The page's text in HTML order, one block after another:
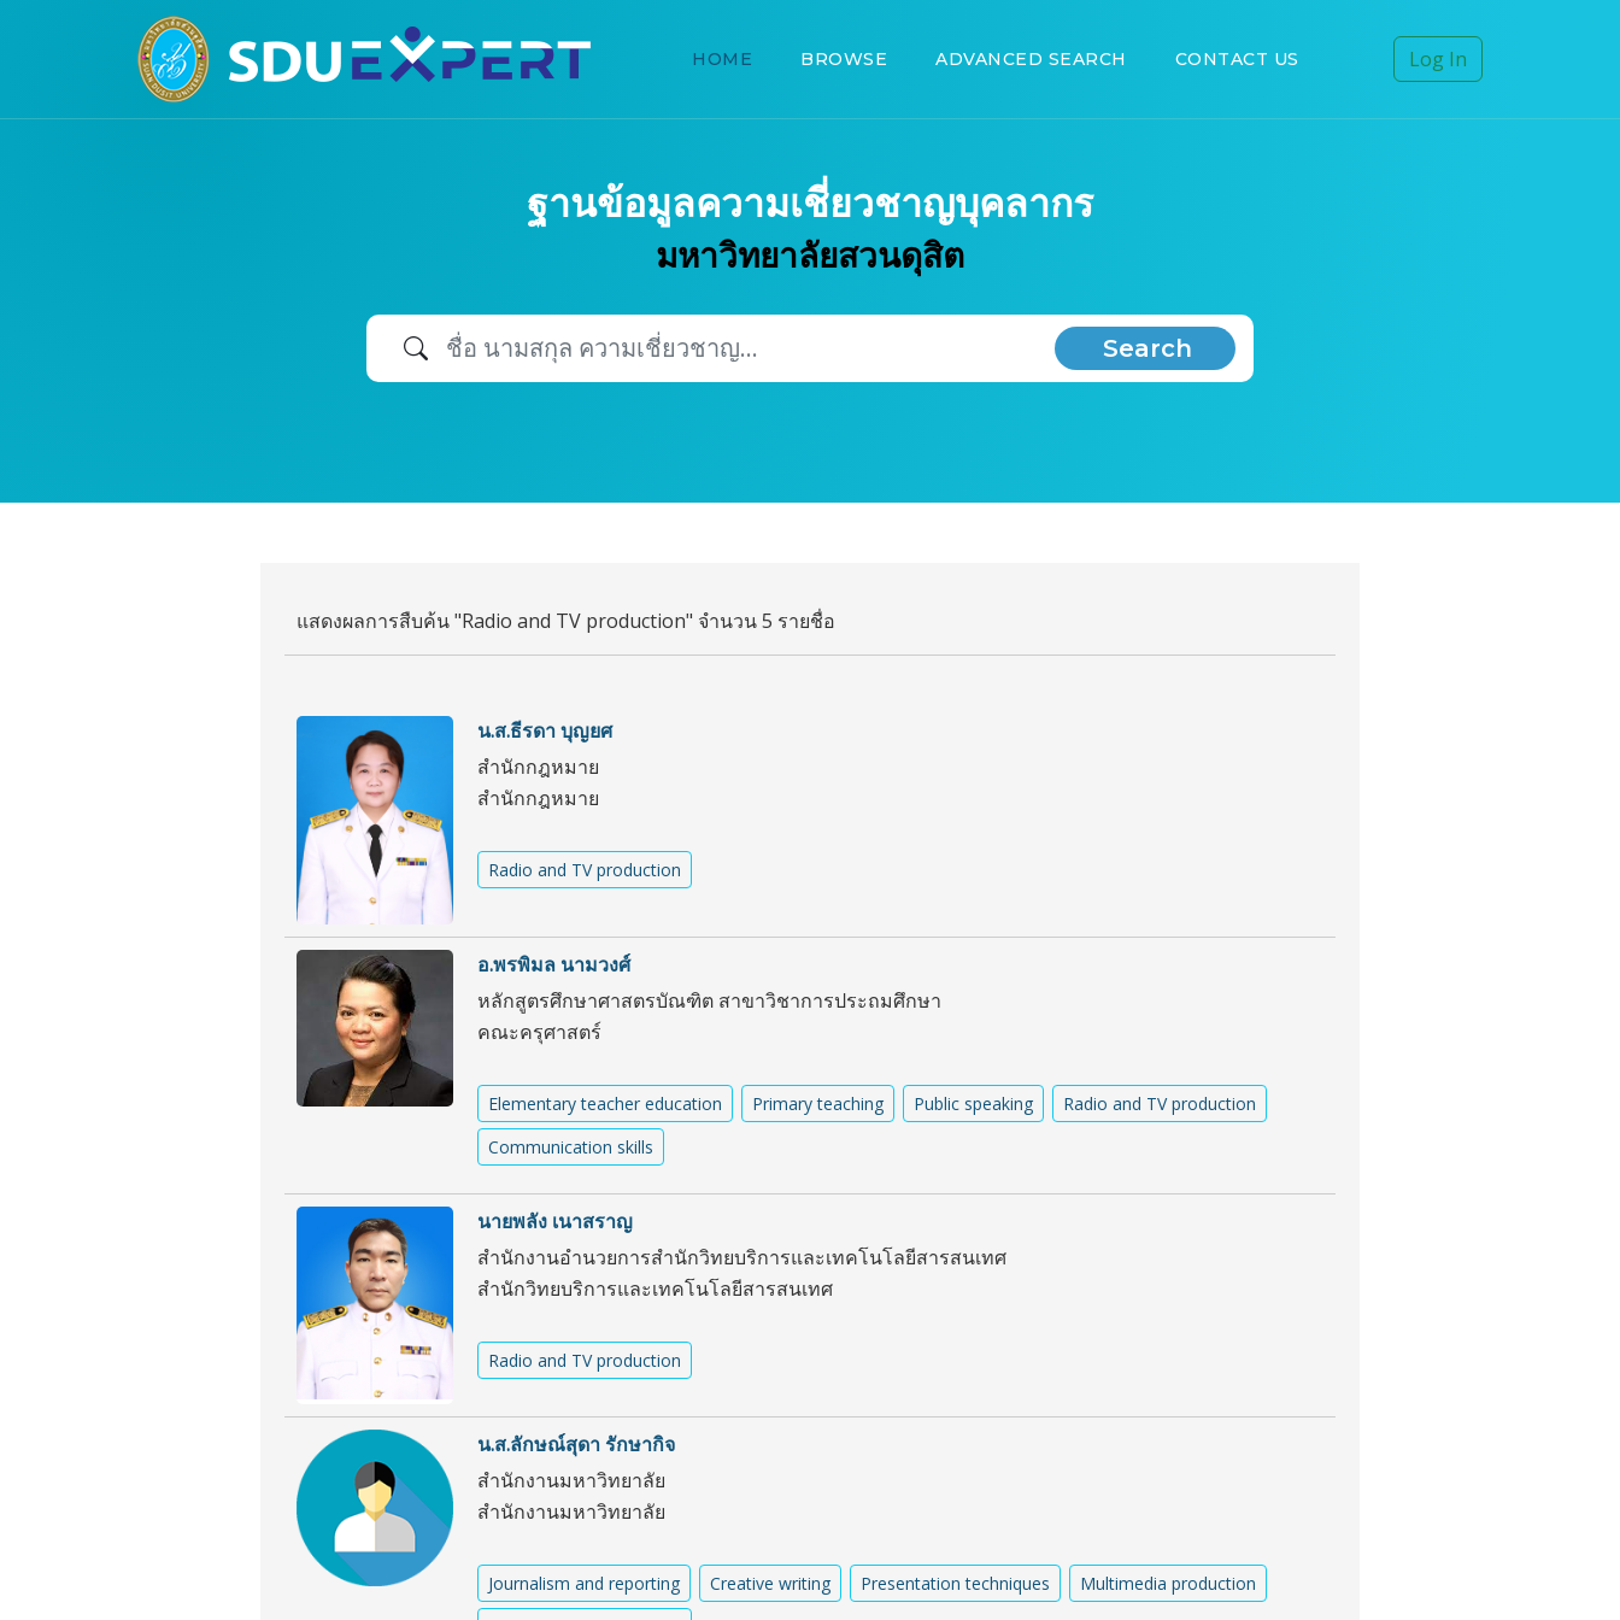
HOME BROWSE ADVANCED SEARCH CONTACT US Log In
ฐานข้อมูลความเชี่ยวชาญบุคลากร
มหาวิทยาลัยสวนดุสิต
Search
แสดงผลการสืบค้น "Radio and TV production" จำนวน 5 รายชื่อ
น.ส.ธีรดา บุญยศ
สำนักกฎหมาย
สำนักกฎหมาย
Radio and TV production
อ.พรพิมล นามวงศ์
หลักสูตรศึกษาศาสตรบัณฑิต สาขาวิชาการประถมศึกษา
คณะครุศาสตร์
Elementary teacher education Primary teaching Public speaking
Radio and TV production
Communication skills
นายพลัง เนาสราญ
สำนักงานอำนวยการสำนักวิทยบริการและเทคโนโลยีสารสนเทศ
สำนักวิทยบริการและเทคโนโลยีสารสนเทศ
Radio and TV production
น.ส.ลักษณ์สุดา รักษากิจ
สำนักงานมหาวิทยาลัย
สำนักงานมหาวิทยาลัย
Journalism and reporting Creative writing Presentation techniques
Multimedia production